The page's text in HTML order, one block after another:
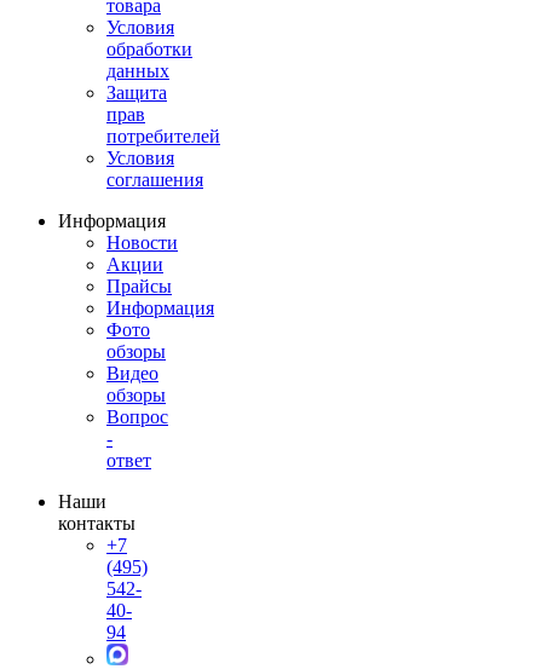
товара
Условия
обработки
данных
Защита
прав
потребителей
Условия
соглашения
Информация
Новости
Акции
Прайсы
Информация
Фото
обзоры
Видео
обзоры
Вопрос
-
ответ
Наши
контакты
+7
(495)
542-
40-
94